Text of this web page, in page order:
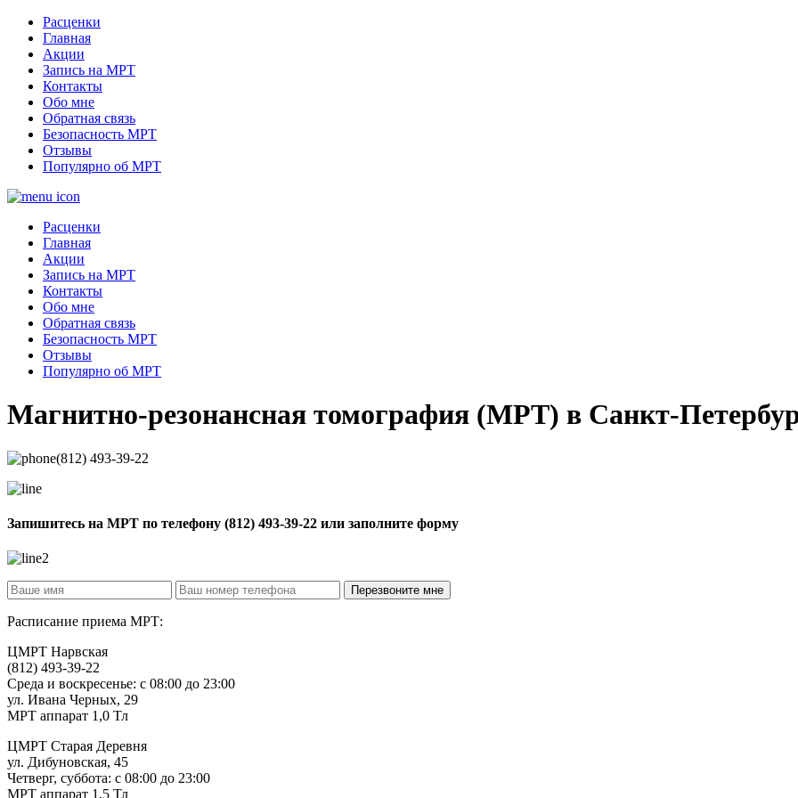
Расценки
Главная
Акции
Запись на МРТ
Контакты
Обо мне
Обратная связь
Безопасность МРТ
Отзывы
Популярно об МРТ
Расценки
Главная
Акции
Запись на МРТ
Контакты
Обо мне
Обратная связь
Безопасность МРТ
Отзывы
Популярно об МРТ
Магнитно-резонансная томография (МРТ) в Санкт-
(812) 493-39-22
Запишитесь на МРТ по телефону (812) 493-39-22 или заполните форму
Расписание приема МРТ:
ЦМРТ Нарвская
(812) 493-39-22
Среда и воскресенье: с 08:00 до 23:00
ул. Ивана Черных, 29
МРТ аппарат 1,0 Тл
ЦМРТ Старая Деревня
ул. Дибуновская, 45
Четверг, суббота: с 08:00 до 23:00
МРТ аппарат 1,5 Тл